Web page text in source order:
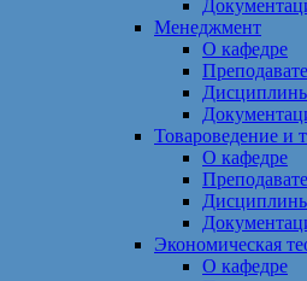
Менеджмент
О кафедре
Товароведение и
О кафедре
Экономическая
О кафедре